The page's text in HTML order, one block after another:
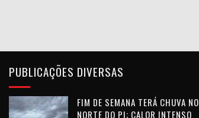
PUBLICAÇÕES DIVERSAS
FIM DE SEMANA TERÁ CHUVA NO
NORTE DO PI; CALOR INTENSO